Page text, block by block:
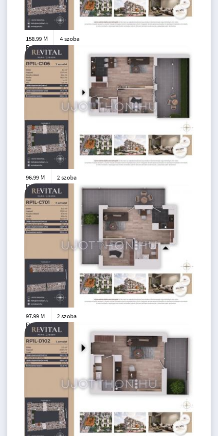
158.99 M
Ft
103 m2
4 szoba
2. emelet
96.99 M
Ft
52 m2
2 szoba
1. emelet
97.99 M
Ft
43 m2
2 szoba
7. emelet